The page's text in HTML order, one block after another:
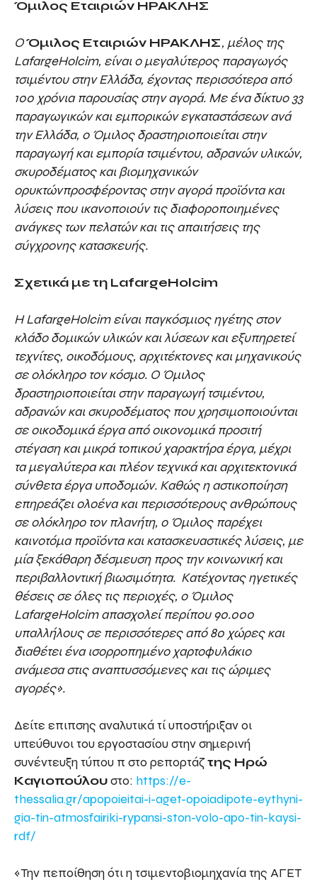
Όμιλος Εταιριών ΗΡΑΚΛΗΣ
ΟΌμιλος Εταιριών ΗΡΑΚΛΗΣ, μέλος της
LafargeHolcim, είναι ο μεγαλύτερος παραγωγός
τσιμέντου στην Ελλάδα, έχοντας περισσότερα από
100 χρόνια παρουσίας στην αγορά. Με ένα δίκτυο 33
παραγωγικών και εμπορικών εγκαταστάσεων ανά
την Ελλάδα, ο Όμιλος δραστηριοποιείται στην
παραγωγή και εμπορία τσιμέντου, αδρανώνυλικών,
σκυροδέματος και βιομηχανικών
ορυκτώνπροσφέροντας στην αγορά προϊόντα και
λύσεις που ικανοποιούν τις διαφοροποιημένες
ανάγκες των πελατών και τις απαιτήσεις της
σύγχρονης κατασκευής.
Σχετικά με τη LafargeHolcim
Η LafargeHolcim είναι παγκόσμιος ηγέτης στον
κλάδο δομικών υλικών και λύσεων και εξυπηρετεί
τεχνίτες, οικοδόμους, αρχιτέκτονες και μηχανικούς
σε ολόκληρο τον κόσμο. Ο Όμιλος
δραστηριοποιείται στην παραγωγή τσιμέντου,
αδρανών και σκυροδέματος που χρησιμοποιούνται
σε οικοδομικά έργα από οικονομικά προσιτή
στέγαση και μικρά τοπικού χαρακτήρα έργα, μέχρι
τα μεγαλύτερα και πλέον τεχνικά και αρχιτεκτονικά
σύνθετα έργα υποδομών. Καθώς η αστικοποίηση
επηρεάζει ολοένα και περισσότερους ανθρώπους
σε ολόκληρο τον πλανήτη, ο Όμιλος παρέχει
καινοτόμα προϊόντα και κατασκευαστικές λύσεις, με
μία ξεκάθαρη δέσμευση προς την κοινωνική και
περιβαλλοντική βιωσιμότητα. Κατέχοντας ηγετικές
θέσεις σε όλες τις περιοχές, ο Όμιλος
LafargeHolcim απασχολεί περίπου 90.000
υπαλλήλους σε περισσότερες από 80 χώρες και
διαθέτει ένα ισορροπημένο χαρτοφυλάκιο
ανάμεσα στις αναπτυσσόμενες και τις ώριμες
αγορές».
Δείτε επιπσης αναλυτικά τί υποστήριξαν οι
υπεύθυνοι του εργοστασίου στην σημερινή
συνέντευξη τύπου π στο ρεπορτάζτης Ηρώ
Καγιοπούλουστο: https://e-
thessalia.gr/apopoieitai-i-aget-opoiadipote-eythyni-
gia-tin-atmosfairiki-rypansi-ston-volo-apo-tin-kaysi-
rdf/
«Την πεποίθηση ότι η τσιμεντοβιομηχανία της ΑΓΕΤ